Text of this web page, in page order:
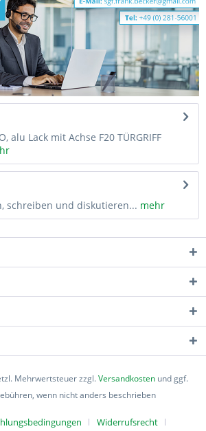
alu Lack mit Achse F20 TÜRGRIFF
schreiben und diskutieren... mehr
Mehrwertsteuer zzgl.Versandkosten und ggf.
wenn nicht anders beschrieben
Widerrufsrecht